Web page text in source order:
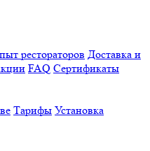
рестораторов Доставка и
FAQ Сертификаты
Тарифы Установка